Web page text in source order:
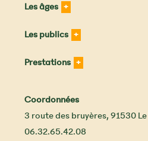
Les âges
Les publics
Prestations
Coordonnées
3 route des bruyères,91530
06.32.65.42.08